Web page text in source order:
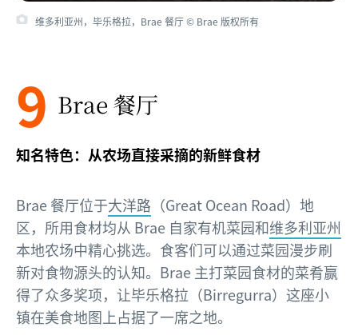
维多利亚州，毕乐格拉，Brae 餐厅 © Brae 版权所有
9 Brae 餐厅
知名特色：从农场直接采摘的新鲜食材
Brae 餐厅位于大洋路 （Great Ocean Road）地
区，所用食材均从 Brae 自家有机菜园和维多利亚州
本地农场中精心挑选。食客们可以通过菜园漫步刷
新对食物源头的认知。Brae 主打菜园食材的菜肴赢
得了众多奖项，让毕乐格拉（Birregurra）这座小
镇在美食地图上占据了一席之地。